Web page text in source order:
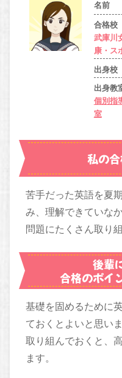
名前
合格校
武庫川
康・ス
出身校
出身教
個別指
室
私の
苦手だった英語を夏
み、理解できていな
問題にたくさん取り組
後輩
合格のポイ
基礎を固めるために
ておくとよいと思い
取り組んでおくと、
ます。